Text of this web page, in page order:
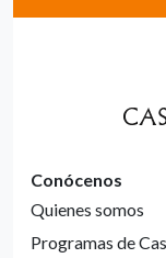
Conócenos
Quienes somos
Programas de